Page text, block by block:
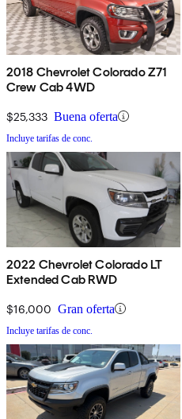
2018 Chevrolet Colorado Z71
Crew Cab 4WD
$25,333 Buena oferta
Incluye tarifas de conc.
2022 Chevrolet Colorado LT
Extended Cab RWD
$16,000 Gran oferta
Incluye tarifas de conc.